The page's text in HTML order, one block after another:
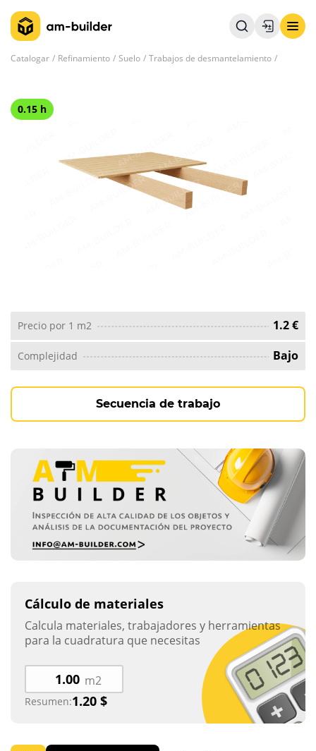
Catalogar Refinamiento Suelo Trabajos de desmantelamiento
0.15 h
Precio por 1 m2 1.2 €
Complejidad Bajo
Secuencia de trabajo
Cálculo de materiales
Calcula materiales, trabajadores y herramientas
para la cuadratura que necesitas
m2
Resumen:1.20 $